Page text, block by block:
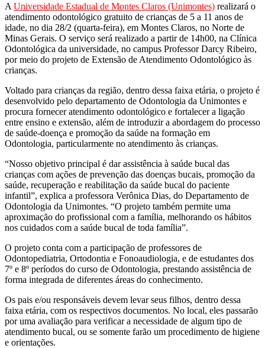
A Universidade Estadual de Montes Claros (Unimontes) realizará o
atendimento odontológico gratuito de crianças de 5 a 11 anos de
idade, no dia 28/2 (quarta-feira), em Montes Claros, no Norte de
Minas Gerais. O serviço será realizado a partir de 14h00, na Clínica
Odontológica da universidade, no campus Professor Darcy Ribeiro,
por meio do projeto de Extensão de Atendimento Odontológico às
crianças.
Voltado para crianças da região, dentro dessa faixa etária, o projeto é
desenvolvido pelo departamento de Odontologia da Unimontes e
procura fornecer atendimento odontológico e fortalecer a ligação
entre ensino e extensão, além de introduzir a abordagem do processo
de saúde-doença e promoção da saúde na formação em
Odontologia, particularmente no atendimento às crianças.
“Nosso objetivo principal é dar assistência à saúde bucal das
crianças com ações de prevenção das doenças bucais, promoção da
saúde, recuperação e reabilitação da saúde bucal do paciente
infantil”, explica a professora Verônica Dias, do Departamento de
Odontologia da Unimontes. “O projeto também permite uma
aproximação do profissional com a família, melhorando os hábitos
nos cuidados com a saúde bucal de toda família”.
O projeto conta com a participação de professores de
Odontopediatria, Ortodontia e Fonoaudiologia, e de estudantes dos
7º e 8º períodos do curso de Odontologia, prestando assistência de
forma integrada de diferentes áreas do conhecimento.
Os pais e/ou responsáveis devem levar seus filhos, dentro dessa
faixa etária, com os respectivos documentos. No local, eles passarão
por uma avaliação para verificar a necessidade de algum tipo de
atendimento bucal, ou se somente farão um procedimento de higiene
e orientações.